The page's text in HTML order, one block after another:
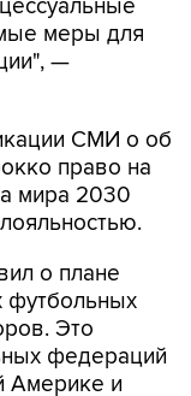
меры для
—
СМИ о об
право на
мира 2030
о плане
футбольных
Это
федераций
Америке и